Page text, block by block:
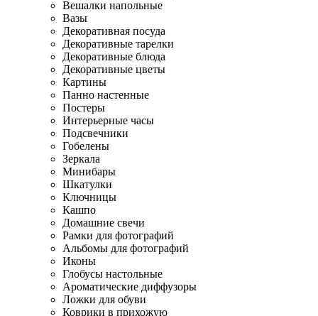
Вешалки напольные
Вазы
Декоративная посуда
Декоративные тарелки
Декоративные блюда
Декоративные цветы
Картины
Панно настенные
Постеры
Интерьерные часы
Подсвечники
Гобелены
Зеркала
Минибары
Шкатулки
Ключницы
Кашпо
Домашние свечи
Рамки для фотографий
Альбомы для фотографий
Иконы
Глобусы настольные
Ароматические диффузоры
Ложки для обуви
Коврики в прихожую